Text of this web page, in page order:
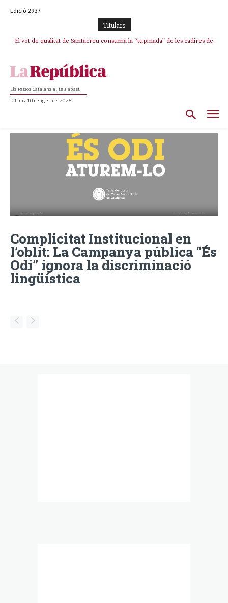
Edició 2937
TItulars
El vot de qualitat de Santacreu consuma la “tupinada” de les cadires de
Els Països Catalans al teu abast
Dilluns, 10 de agost del 2026
Complicitat Institucional en
l’oblit: La Campanya pública “És
Odi” ignora la discriminació
lingüística